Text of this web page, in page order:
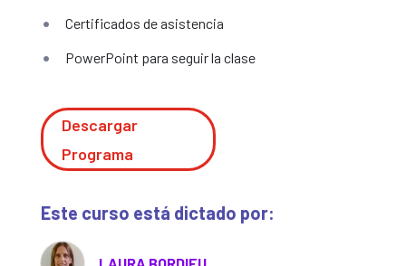
Certificados de asistencia
PowerPoint para seguir la clase
Descargar
Programa
Este curso está dictado por: